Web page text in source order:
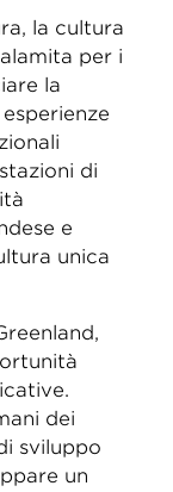
la cultura
per i
la
di
e
unica
dei
sviluppo
un